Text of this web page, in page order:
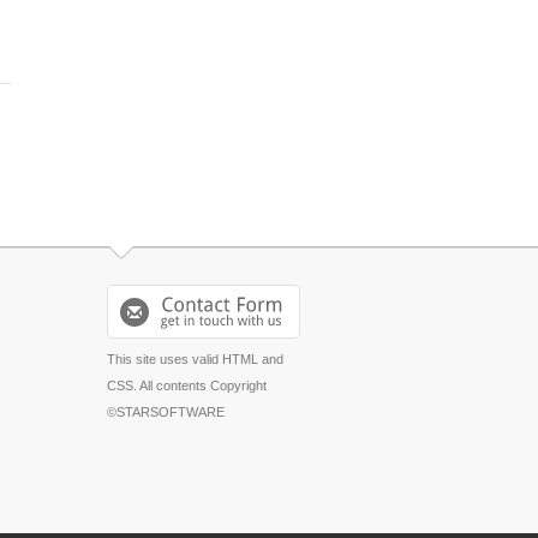
This site uses valid HTML and
CSS. All contents Copyright
©STARSOFTWARE